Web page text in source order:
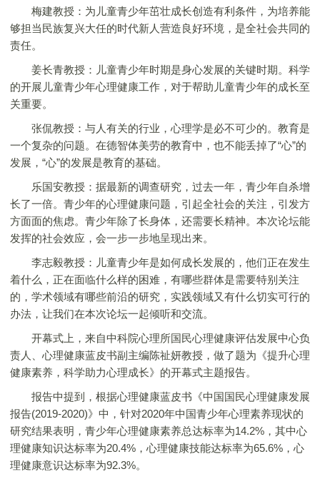
梅建教授：为儿童青少年茁壮成长创造有利条件，为培养能
够担当民族复兴大任的时代新人营造良好环境，是全社会共同的
责任。
姜长青教授：儿童青少年时期是身心发展的关键时期。科学
的开展儿童青少年心理健康工作，对于帮助儿童青少年的成长至
关重要。
张侃教授：与人有关的行业，心理学是必不可少的。教育是
一个复杂的问题。在德智体美劳的教育中，也不能丢掉了“心”的
发展，“心”的发展是教育的基础。
乐国安教授：据最新的调查研究，过去一年，青少年自杀增
长了一倍。青少年的心理健康问题，引起全社会的关注，引发方
方面面的焦虑。青少年除了长身体，还需要长精神。本次论坛能
发挥的社会效应，会一步一步地呈现出来。
李志毅教授：儿童青少年是如何成长发展的，他们正在发生
着什么，正在面临什么样的困难，有哪些群体是需要特别关注
的，学术领域有哪些前沿的研究，实践领域又有什么切实可行的
办法，让我们在本次论坛一起倾听和交流。
开幕式上，来自中科院心理所国民心理健康评估发展中心负
责人、心理健康蓝皮书副主编陈祉妍教授，做了题为《提升心理
健康素养，科学助力心理成长》的开幕式主题报告。
报告中提到，根据心理健康蓝皮书《中国国民心理健康发展
报告(2019-2020)》中，针对2020年中国青少年心理素养现状的
研究结果表明，青少年心理健康素养总达标率为14.2%，其中心
理健康知识达标率为20.4%，心理健康技能达标率为65.6%，心
理健康意识达标率为92.3%。